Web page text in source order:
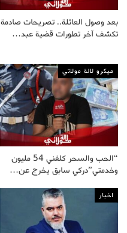
بعد وصول العائلة.. تصريحات صادمة
تكشف آخر تطورات قضية عبد…
ميكرو لالة مولاتي
“الحب والسحر كلفني 54 مليون
وخدمتي”دركي سابق يخرج عن…
اخبار